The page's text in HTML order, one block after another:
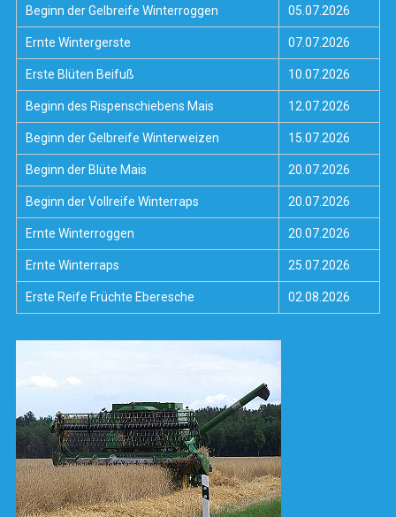
Beginn der Gelbreife Winterroggen 05.07.2026
Ernte Wintergerste 07.07.2026
Erste Blüten Beifuß 10.07.2026
Beginn des Rispenschiebens Mais 12.07.2026
Beginn der Gelbreife Winterweizen 15.07.2026
Beginn der Blüte Mais 20.07.2026
Beginn der Vollreife Winterraps 20.07.2026
Ernte Winterroggen 20.07.2026
Ernte Winterraps 25.07.2026
Erste Reife Früchte Eberesche 02.08.2026